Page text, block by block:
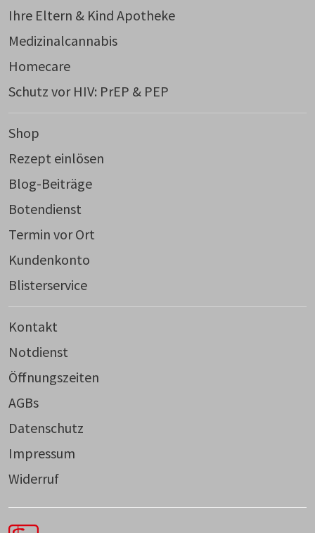
Ihre Eltern & Kind Apotheke
Medizinalcannabis
Homecare
Schutz vor HIV: PrEP & PEP
Shop
Rezept einlösen
Blog-Beiträge
Botendienst
Termin vor Ort
Kundenkonto
Blisterservice
Kontakt
Notdienst
Öffnungszeiten
AGBs
Datenschutz
Impressum
Widerruf